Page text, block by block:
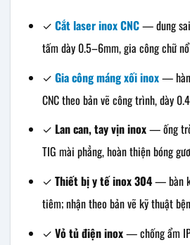
✓ Cắt laser inox CNC— dung sai
tấm dày 0.5–6mm, gia công chữ
✓ Gia công máng xối inox— hàn
CNC theo bản vẽ công trình, dày
✓ Lan can, tay vịn inox— ống
TIG mài phẳng, hoàn thiện bóng
✓ Thiết bị y tế inox 304— bàn
tiêm; nhận theo bản vẽ kỹ thuật
✓ Vỏ tủ điện inox— chống ẩm